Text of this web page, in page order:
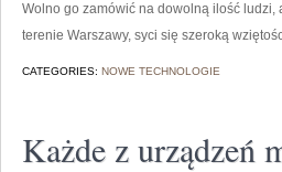
Wolno go zamówić na dowolną ilość ludzi,
terenie Warszawy, syci się szeroką
CATEGORIES: NOWE TECHNOLOGIE
Każde z urządzeń